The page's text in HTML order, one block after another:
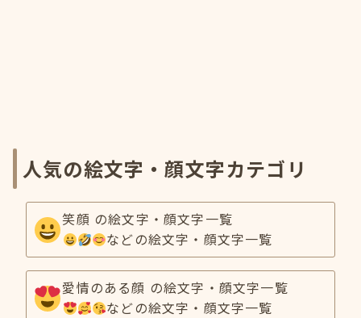
人気の絵文字・顔文字カテゴリ
笑顔 の絵文字・顔文字一覧
などの絵文字・顔文字一覧
愛情のある顔 の絵文字・顔文字一覧
などの絵文字・顔文字一覧